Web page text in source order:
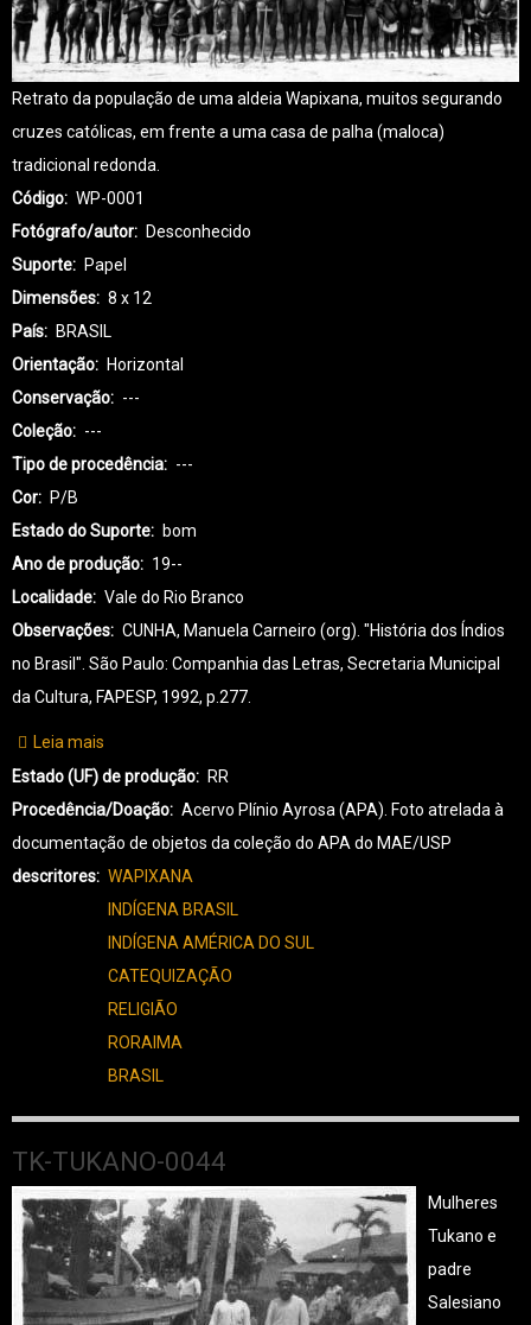
Retrato da população de uma aldeia Wapixana, muitos segurando
cruzes católicas, em frente a uma casa de palha (maloca)
tradicional redonda.
Código
WP-0001
Fotógrafo/autor
Desconhecido
Suporte
Papel
Dimensões
8 x 12
País
BRASIL
Orientação
Horizontal
Conservação
---
Coleção
---
Tipo de procedência
---
Cor
P/B
Estado do Suporte
bom
Ano de produção
19--
Localidade
Vale do Rio Branco
Observações
CUNHA, Manuela Carneiro (org). "História dos Índios
no Brasil". São Paulo: Companhia das Letras, Secretaria Municipal
da Cultura, FAPESP, 1992, p.277.
Leia mais
WP-
WAPIXANA-
0001
Estado (UF) de produção
RR
Procedência/Doação
Acervo Plínio Ayrosa (APA). Foto atrelada à
documentação de objetos da coleção do APA do MAE/USP
descritores
WAPIXANA
INDÍGENA BRASIL
INDÍGENA AMÉRICA DO SUL
CATEQUIZAÇÃO
RELIGIÃO
RORAIMA
BRASIL
TK-TUKANO-0044
Mulheres
Tukano e
padre
Salesiano